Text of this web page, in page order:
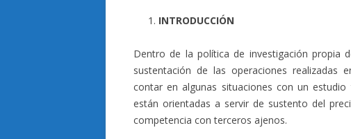
INTRODUCCIÓN
Dentro de la política de investigación propia
sustentación de las operaciones realizadas
contar en algunas situaciones con un
están orientadas a servir de sustento del
competencia con terceros ajenos.